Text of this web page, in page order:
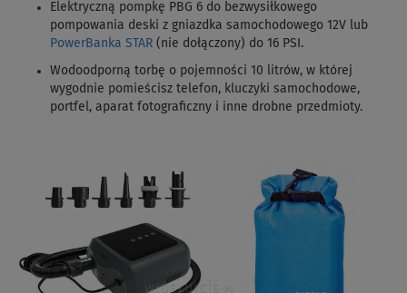
Elektryczną pompkę PBG 6 do bezwysiłkowego
pompowania deski z gniazdka samochodowego 12V lub
PowerBanka STAR (nie dołączony) do 16 PSI.
Wodoodporną torbę o pojemności 10 litrów, w której
wygodnie pomieścisz telefon, kluczyki samochodowe,
portfel, aparat fotograficzny i inne drobne przedmioty.